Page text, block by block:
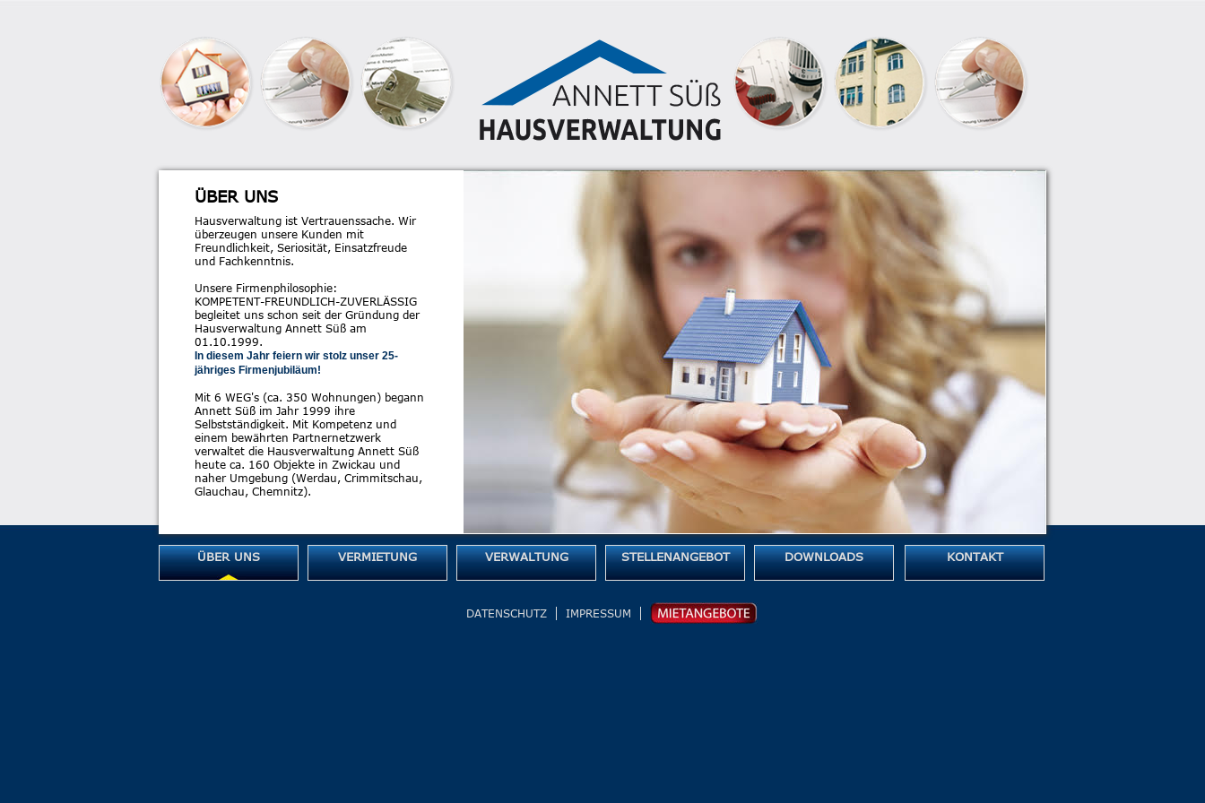
ÜBER UNS
Hausverwaltung ist Vertrauenssache. Wir
überzeugen unsere Kunden mit
Freundlichkeit, Seriosität, Einsatzfreude
und Fachkenntnis.
Unsere Firmenphilosophie:
KOMPETENT-FREUNDLICH-ZUVERLÄSSIG
begleitet uns schon seit der Gründung der
Hausverwaltung Annett Süß am
01.10.1999.
In diesem Jahr feiern wir stolz unser 25-
jähriges Firmenjubiläum!
Mit 6 WEG's (ca. 350 Wohnungen) begann
Annett Süß im Jahr 1999 ihre
Selbstständigkeit. Mit Kompetenz und
einem bewährten Partnernetzwerk
verwaltet die Hausverwaltung Annett Süß
heute ca. 160 Objekte in Zwickau und
naher Umgebung (Werdau, Crimmitschau,
Glauchau, Chemnitz).
ÜBER UNS VERMIETUNG VERWALTUNG STELLENANGEBOT DOWNLOADS KONTAKT
DATENSCHUTZ IMPRESSUM